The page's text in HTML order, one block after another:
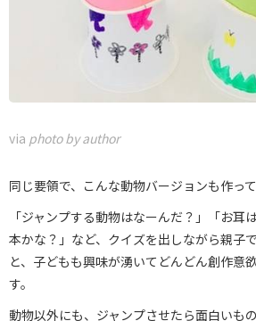
via photo by author
同じ要領で、こんな動物バージョンも作って
「ジャンプする動物はなーんだ？」「お耳
本かな？」など、クイズを出しながら親子
と、子どもも興味が湧いてどんどん創作意
す。
動物以外にも、ジャンプさせたら面白いも